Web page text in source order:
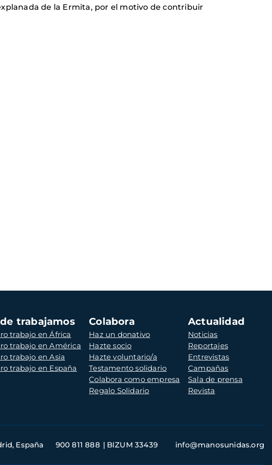
de la Ermita, por el motivo de contribuir
trabajamos
trabajo en África
trabajo en América
trabajo en Asia
trabajo en España
Colabora
Haz un donativo
Hazte socio
Hazte voluntario/a
Testamento solidario
Colabora como empresa
Regalo Solidario
Actualidad
Noticias
Reportajes
Entrevistas
Campañas
Sala de prensa
Revista
España 900 811 888 BIZUM 33439 info@manosunidas.org